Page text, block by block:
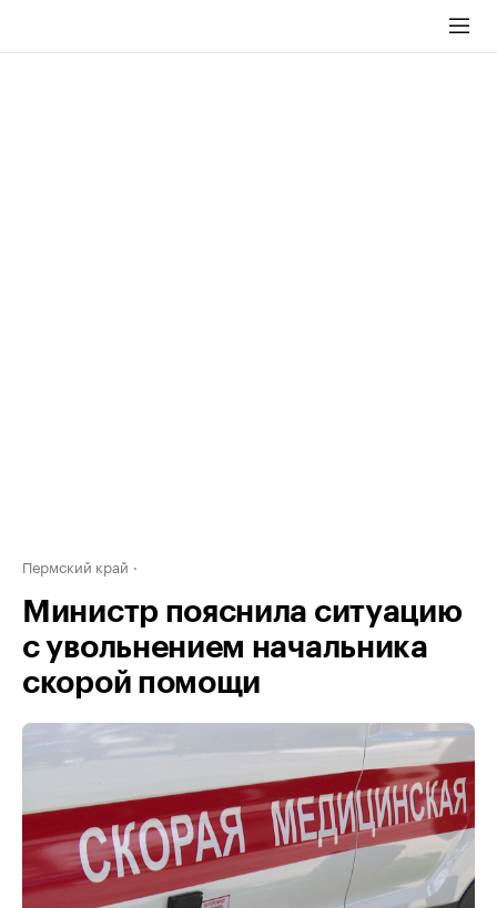
Пермский край
Министр пояснила ситуацию
с увольнением начальника
скорой помощи